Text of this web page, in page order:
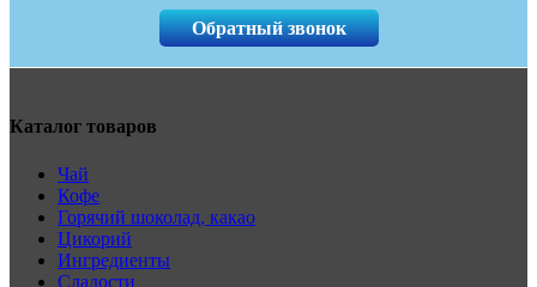
Обратный звонок
Каталог товаров
Чай
Кофе
Горячий шоколад, какао
Цикорий
Ингредиенты
Сладости